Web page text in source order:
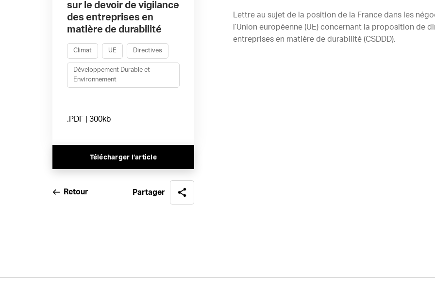
sur le devoir de vigilance
des entreprises en
matière de durabilité
Climat UE Directives
Développement Durable et
Environnement
.PDF | 300kb
Télécharger l’article
Retour Partager
Lettre au sujet de la position de la France dans les
l’Union européenne (UE) concernant la proposition de
entreprises en matière de durabilité (CSDDD).